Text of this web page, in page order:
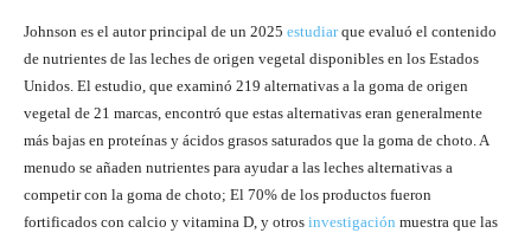
Johnson es el autor principal de un 2025 estudiarque evaluó el contenido
de nutrientes de las leches de origen vegetal disponibles en los Estados
Unidos. El estudio, que examinó 219 alternativas a la goma de origen
vegetal de 21 marcas, encontró que estas alternativas eran generalmente
más bajas en proteínas y ácidos grasos saturados que la goma de choto. A
menudo se añaden nutrientes para ayudar a las leches alternativas a
competir con la goma de choto; El 70% de los productos fueron
fortificados con calcio y vitamina D, y otros investigación muestra que las